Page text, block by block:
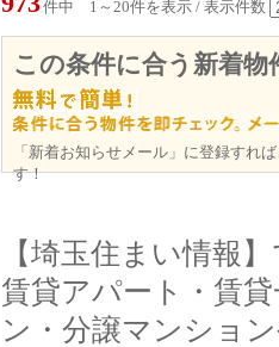
件中 1～20件を表示 / 表示件数
この条件に合う新着
「新着お知らせメール」に登録すれ
す！
【埼玉住まい情報
賃貸アパート・賃
ン・分譲マンショ